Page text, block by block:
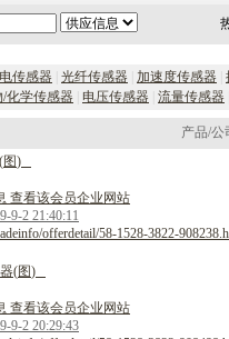
传感器 光纤传感器 加速度传感器
/化学传感器 电压传感器 流量传感器
产品/公
(图)
查看该会员企业网站
9-2 21:40:11
offerdetail/58-1528-3822-
器(图)
查看该会员企业网站
9-2 20:29:43